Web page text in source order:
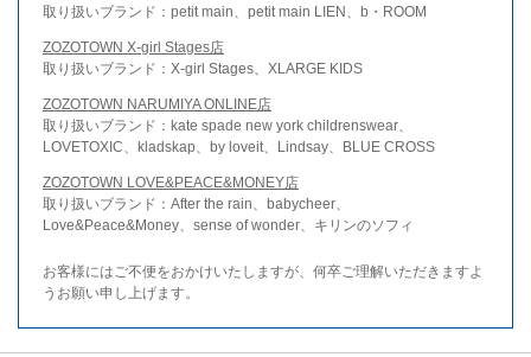
取り扱いブランド：petit main、petit main LIEN、b・ROOM
ZOZOTOWN X-girl Stages店
取り扱いブランド：X-girl Stages、XLARGE KIDS
ZOZOTOWN NARUMIYA ONLINE店
取り扱いブランド：kate spade new york childrenswear、
LOVETOXIC、kladskap、by loveit、Lindsay、BLUE CROSS
ZOZOTOWN LOVE&PEACE&MONEY店
取り扱いブランド：After the rain、babycheer、
Love&Peace&Money、sense of wonder、キリンのソフィ
お客様にはご不便をおかけいたしますが、何卒ご理解いただきますよ
うお願い申し上げます。